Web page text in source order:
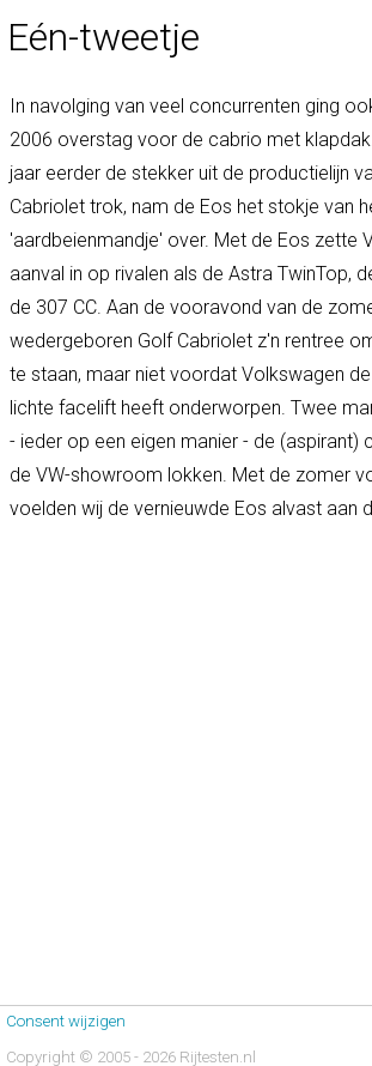
Eén-tweetje
In navolging van veel concurrenten ging
2006 overstag voor de cabrio met
jaar eerder de stekker uit de productielijn
Cabriolet trok, nam de Eos het stokje van
'aardbeienmandje' over. Met de Eos zette
aanval in op rivalen als de Astra TwinTop,
de 307 CC. Aan de vooravond van de
wedergeboren Golf Cabriolet z'n rentree
te staan, maar niet voordat Volkswagen
lichte facelift heeft onderworpen. Twee
- ieder op een eigen manier - de (aspirant)
de VW-showroom lokken. Met de zomer
voelden wij de vernieuwde Eos alvast aan
Consent wijzigen
Copyright © 2005 - 2026 Rijtesten.nl